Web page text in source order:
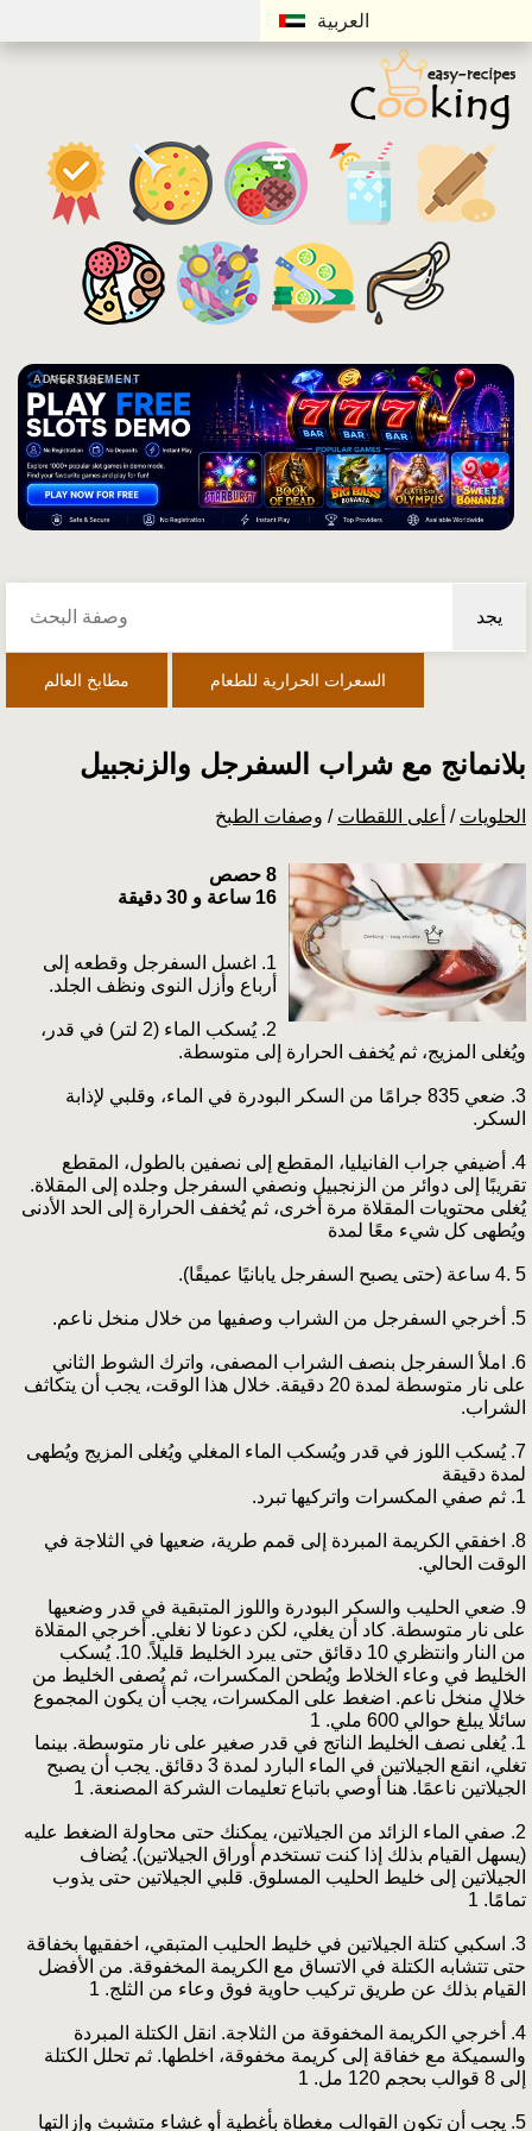
العربية
ADVERTISEMENT
يجد
مطابخ العالم السعرات الحرارية للطعام
بلانمانج مع شراب السفرجل والزنجبيل
وصفات الطبخ / أعلى اللقطات / الحلويات
8 حصص
16 ساعة و 30 دقيقة
1. اغسل السفرجل وقطعه إلى
أرباع وأزل النوى ونظف الجلد.
2. يُسكب الماء (2 لتر) في قدر،
ويُغلى المزيج، ثم يُخفف الحرارة إلى متوسطة.
3. ضعي 835 جرامًا من السكر البودرة في الماء، وقلبي لإذابة
السكر.
4. أضيفي جراب الفانيليا، المقطع إلى نصفين بالطول، المقطع
تقريبًا إلى دوائر من الزنجبيل ونصفي السفرجل وجلده إلى المقلاة.
يُغلى محتويات المقلاة مرة أخرى، ثم يُخفف الحرارة إلى الحد الأدنى
ويُطهى كل شيء معًا لمدة
4. 5 ساعة (حتى يصبح السفرجل يابانيًا عميقًا).
5. أخرجي السفرجل من الشراب وصفيها من خلال منخل ناعم.
6. املأ السفرجل بنصف الشراب المصفى، واترك الشوط الثاني
على نار متوسطة لمدة 20 دقيقة. خلال هذا الوقت، يجب أن يتكاثف
الشراب.
7. يُسكب اللوز في قدر ويُسكب الماء المغلي ويُغلى المزيج ويُطهى
لمدة دقيقة
1. ثم صفي المكسرات واتركيها تبرد.
8. اخفقي الكريمة المبردة إلى قمم طرية، ضعيها في الثلاجة في
الوقت الحالي.
9. ضعي الحليب والسكر البودرة واللوز المتبقية في قدر وضعيها
على نار متوسطة. كاد أن يغلي، لكن دعونا لا نغلي. أخرجي المقلاة
من النار وانتظري 10 دقائق حتى يبرد الخليط قليلاً. 10. يُسكب
الخليط في وعاء الخلاط ويُطحن المكسرات، ثم يُصفى الخليط من
خلال منخل ناعم. اضغط على المكسرات، يجب أن يكون المجموع
سائلًا يبلغ حوالي 600 ملي. 1
1. يُغلى نصف الخليط الناتج في قدر صغير على نار متوسطة. بينما
تغلي، انقع الجيلاتين في الماء البارد لمدة 3 دقائق. يجب أن يصبح
الجيلاتين ناعمًا. هنا أوصي باتباع تعليمات الشركة المصنعة. 1
2. صفي الماء الزائد من الجيلاتين، يمكنك حتى محاولة الضغط عليه
(يسهل القيام بذلك إذا كنت تستخدم أوراق الجيلاتين). يُضاف
الجيلاتين إلى خليط الحليب المسلوق. قلبي الجيلاتين حتى يذوب
تمامًا. 1
3. اسكبي كتلة الجيلاتين في خليط الحليب المتبقي، اخفقيها بخفاقة
حتى تتشابه الكتلة في الاتساق مع الكريمة المخفوقة. من الأفضل
القيام بذلك عن طريق تركيب حاوية فوق وعاء من الثلج. 1
4. أخرجي الكريمة المخفوقة من الثلاجة. انقل الكتلة المبردة
والسميكة مع خفاقة إلى كريمة مخفوقة، اخلطها. ثم تحلل الكتلة
إلى 8 قوالب بحجم 120 مل. 1
5. يجب أن تكون القوالب مغطاة بأغطية أو غشاء متشبث وإزالتها